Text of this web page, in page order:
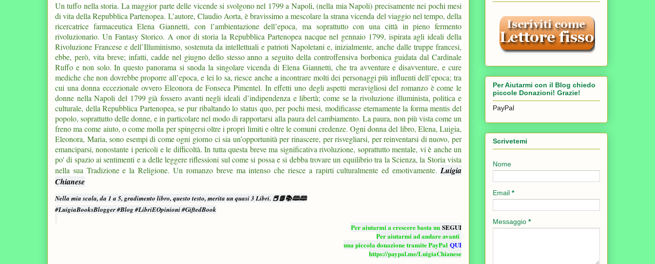
Un tuffo nella storia. La maggior parte delle vicende si svolgono nel 1799 a Napoli, (nella mia Napoli) precisamente nei pochi mesi
di vita della Repubblica Partenopea. L’autore, Claudio Aorta, è bravissimo a mescolare la strana vicenda del viaggio nel tempo, della
ricercatrice farmaceutica Elena Giannetti, con l’ambientazione dell’epoca, ma soprattutto con una città in pieno fermento
rivoluzionario. Un Fantasy Storico. A onor di storia la Repubblica Partenopea nacque nel gennaio 1799, ispirata agli ideali della
Rivoluzione Francese e dell’Illuminismo, sostenuta da intellettuali e patrioti Napoletani e, inizialmente, anche dalle truppe francesi,
ebbe, però, vita breve; infatti, cadde nel giugno dello stesso anno a seguito della controffensiva borbonica guidata dal Cardinale
Ruffo e non solo. In questo panorama si snoda la singolare vicenda di Elena Giannetti, che tra avventure e disavventure, e cure
mediche che non dovrebbe proporre all’epoca, e lei lo sa, riesce anche a incontrare molti dei personaggi più influenti dell’epoca; tra
cui una donna eccezionale ovveroEleonora de Fonseca Pimentel. In effetti uno degli aspetti meravigliosi del romanzo è come le
donne nella Napoli del 1799 già fossero avanti negli ideali d’indipendenza e libertà; come se la rivoluzione illuminista, politica e
culturale, della Repubblica Partenopea, se pur ribaltando lo status quo, per pochi mesi, modificasse eternamente la forma mentis del
popolo, soprattutto delle donne, e in particolare nel modo di rapportarsi alla paura del cambiamento. La paura, non più vista come un
freno ma come aiuto, o come molla per spingersi oltre i propri limiti e oltre le comuni credenze. Ogni donna del libro, Elena, Luigia,
Eleonora, Maria, sono esempi di come ogni giorno ci sia un’opportunità per rinascere, per risvegliarsi, per reinventarsi di nuovo, per
emanciparsi, nonostante i pericoli e le difficoltà. In tutta questa breve ma significativa rivoluzione, soprattutto mentale, vi è anche un
po' di spazio ai sentimenti e a delle leggere riflessioni sul come si possa e si debba trovare un equilibrio tra la Scienza, la Storia vista
nella sua Tradizione e la Religione. Un romanzo breve ma intenso che riesce a rapirti culturalmente ed emotivamente. Luigia
Chianese
Nella mia scala, da 1 a 5, gradimento libro, questo testo, merita un quasi 3 Libri. 📕📗📚🕮🕮
#LuigiaBooksBlogger #Blog #LibriEOpinioni #GiftedBook
Per aiutarmi a crescere basta un SEGUI
Per aiutarmi ad andare avanti
una piccola donazione tramite PayPal QUI
https://paypal.me/LuigiaChianese
Per Aiutarmi con il Blog chiedo
piccole Donazioni! Grazie!
PayPal
Scrivetemi
Nome
Email *
Messaggio *